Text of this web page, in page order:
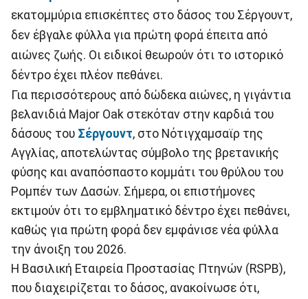
εκατομμύρια επισκέπτες στο δάσος του Σέργουντ,
δεν έβγαλε φύλλα για πρώτη φορά έπειτα από
αιώνες ζωής. Οι ειδικοί θεωρούν ότι το ιστορικό
δέντρο έχει πλέον πεθάνει.
Για περισσότερους από δώδεκα αιώνες, η γιγάντια
βελανιδιά Major Oak στεκόταν στην καρδιά του
δάσους του Σέργουντ, στο Νότιγχαμσαϊρ της
Αγγλίας, αποτελώντας σύμβολο της βρετανικής
φύσης και αναπόσπαστο κομμάτι του θρύλου του
Ρομπέν των Δασών. Σήμερα, οι επιστήμονες
εκτιμούν ότι το εμβληματικό δέντρο έχει πεθάνει,
καθώς για πρώτη φορά δεν εμφάνισε νέα φύλλα
την άνοιξη του 2026.
Η Βασιλική Εταιρεία Προστασίας Πτηνών (RSPB),
που διαχειρίζεται το δάσος, ανακοίνωσε ότι,